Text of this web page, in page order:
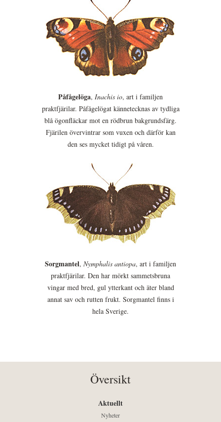
Påfågelöga, Inachis io, art i familjen
praktfjärilar. Påfågelögat kännetecknas av tydliga
blå ögonfläckar mot en rödbrun bakgrundsfärg.
Fjärilen övervintrar som vuxen och därför kan
den ses mycket tidigt på våren.
Sorgmantel, Nymphalis antiopa, art i familjen
praktfjärilar. Den har mörkt sammetsbruna
vingar med bred, gul ytterkant och äter bland
annat sav och rutten frukt. Sorgmantel finns i
hela Sverige.
Översikt
Aktuellt
Nyheter